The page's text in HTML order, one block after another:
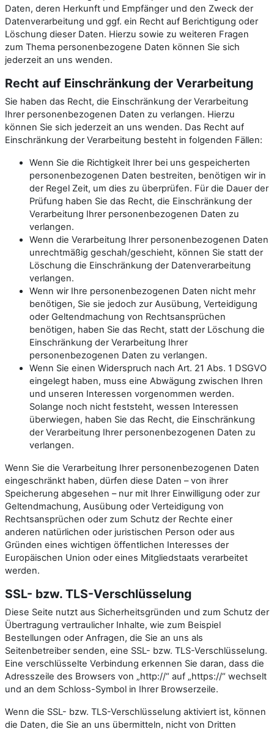
Daten, deren Herkunft und Empfänger und den Zweck der
Datenverarbeitung und ggf. ein Recht auf Berichtigung oder
Löschung dieser Daten. Hierzu sowie zu weiteren Fragen
zum Thema personenbezogene Daten können Sie sich
jederzeit an uns wenden.
Recht auf Einschränkung der Verarbeitung
Sie haben das Recht, die Einschränkung der Verarbeitung
Ihrer personenbezogenen Daten zu verlangen. Hierzu
können Sie sich jederzeit an uns wenden. Das Recht auf
Einschränkung der Verarbeitung besteht in folgenden Fällen:
Wenn Sie die Richtigkeit Ihrer bei uns gespeicherten
personenbezogenen Daten bestreiten, benötigen wir in
der Regel Zeit, um dies zu überprüfen. Für die Dauer der
Prüfung haben Sie das Recht, die Einschränkung der
Verarbeitung Ihrer personenbezogenen Daten zu
verlangen.
Wenn die Verarbeitung Ihrer personenbezogenen Daten
unrechtmäßig geschah/geschieht, können Sie statt der
Löschung die Einschränkung der Datenverarbeitung
verlangen.
Wenn wir Ihre personenbezogenen Daten nicht mehr
benötigen, Sie sie jedoch zur Ausübung, Verteidigung
oder Geltendmachung von Rechtsansprüchen
benötigen, haben Sie das Recht, statt der Löschung die
Einschränkung der Verarbeitung Ihrer
personenbezogenen Daten zu verlangen.
Wenn Sie einen Widerspruch nach Art. 21 Abs. 1 DSGVO
eingelegt haben, muss eine Abwägung zwischen Ihren
und unseren Interessen vorgenommen werden.
Solange noch nicht feststeht, wessen Interessen
überwiegen, haben Sie das Recht, die Einschränkung
der Verarbeitung Ihrer personenbezogenen Daten zu
verlangen.
Wenn Sie die Verarbeitung Ihrer personenbezogenen Daten
eingeschränkt haben, dürfen diese Daten – von ihrer
Speicherung abgesehen – nur mit Ihrer Einwilligung oder zur
Geltendmachung, Ausübung oder Verteidigung von
Rechtsansprüchen oder zum Schutz der Rechte einer
anderen natürlichen oder juristischen Person oder aus
Gründen eines wichtigen öffentlichen Interesses der
Europäischen Union oder eines Mitgliedstaats verarbeitet
werden.
SSL- bzw. TLS-Verschlüsselung
Diese Seite nutzt aus Sicherheitsgründen und zum Schutz der
Übertragung vertraulicher Inhalte, wie zum Beispiel
Bestellungen oder Anfragen, die Sie an uns als
Seitenbetreiber senden, eine SSL- bzw. TLS-Verschlüsselung.
Eine verschlüsselte Verbindung erkennen Sie daran, dass die
Adresszeile des Browsers von „http://“ auf „https://“ wechselt
und an dem Schloss-Symbol in Ihrer Browserzeile.
Wenn die SSL- bzw. TLS-Verschlüsselung aktiviert ist, können
die Daten, die Sie an uns übermitteln, nicht von Dritten